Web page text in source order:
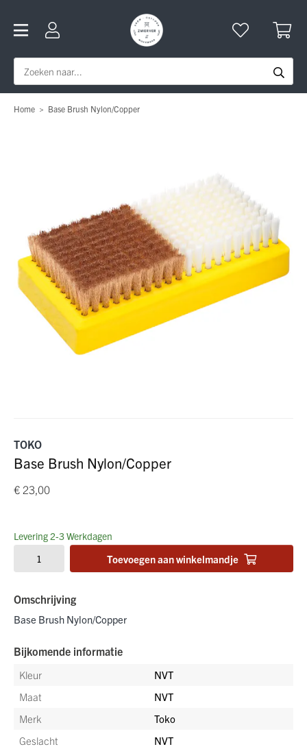
Home > Base Brush Nylon/Copper
TOKO
Base Brush Nylon/Copper
€ 23,00
Levering 2-3 Werkdagen
Toevoegen aan winkelmandje
Omschrijving
Base Brush Nylon/Copper
Bijkomende informatie
Kleur
NVT
Maat
NVT
Merk
Toko
Geslacht
NVT